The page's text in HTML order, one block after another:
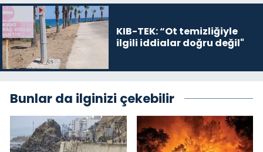
KIB-TEK: “Ot temizliğiyle
ilgili iddialar doğru değil"
Bunlar da ilginizi çekebilir